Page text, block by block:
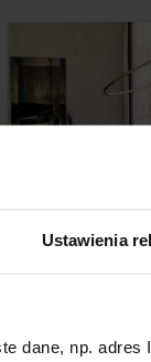
Ustawienia
dane, np.